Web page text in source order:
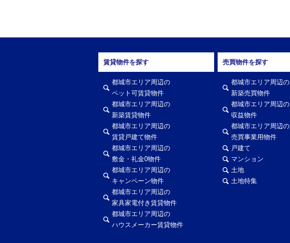
賃貸物件を探す
都城市エリア周辺の
ペット可賃貸物件
都城市エリア周辺の
新築賃貸物件
都城市エリア周辺の
賃貸戸建て物件
都城市エリア周辺の
敷金・礼金0物件
都城市エリア周辺の
キャンペーン物件
都城市エリア周辺の
家具家電付き賃貸物件
都城市エリア周辺の
ハウスメーカー賃貸物件
売買物件を探す
都城市エリア周辺の
新築売買物件
都城市エリア周辺の
収益物件
都城市エリア周辺の
売買事業用物件
戸建て
マンション
土地
土地特集